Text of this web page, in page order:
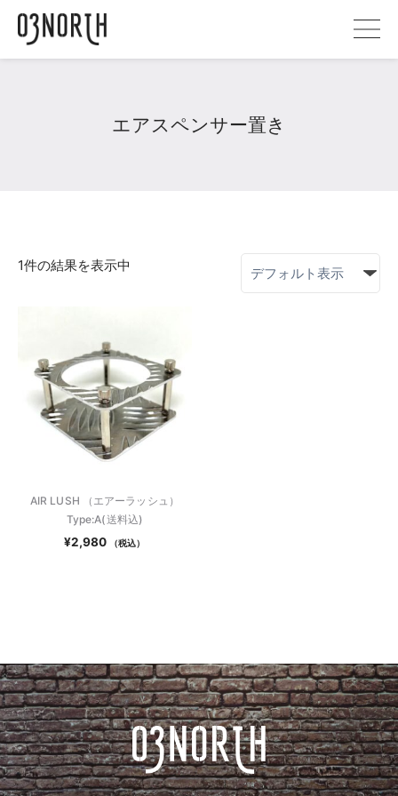
エアスペンサー置き
1件の結果を表示中
AIR LUSH （エアーラッシュ）
Type:A(送料込)
¥2,980 （税込）